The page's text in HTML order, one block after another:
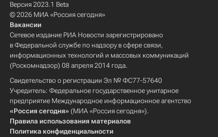
Версия 2023.1 Beta
© 2026 МИА «Россия сегодня»
Вакансии
Сетевое издание РИА Новости зарегистрировано
в Федеральной службе по надзору в сфере связи,
информационных технологий и массовых коммуникаций
(Роскомнадзор) 08 апреля 2014 года.
Свидетельство о регистрации Эл № ФС77-57640
Учредитель: Федеральное государственное унитарное
предприятие Международное информационное агентство
«Россия сегодня» (МИА «Россия сегодня»).
Правила использования материалов
Политика конфиденциальности